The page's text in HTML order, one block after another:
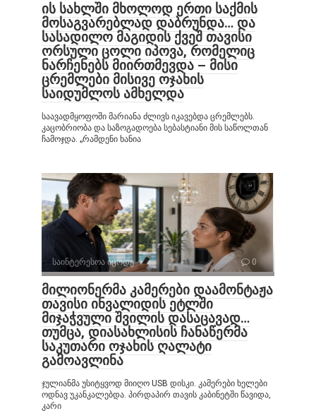
ის სახლში მხოლოდ ერთი საქმის
მოსაგვარებლად დაბრუნდა… და
სასადილო მაგიდის ქვეშ თავისი
ორსული ცოლი იპოვა, რომელიც
ნარჩენებს მიირთმევდა – მისი
ცრემლები მისივე ოჯახის
საიდუმლოს ამხელდა
საავადმყოფოში მარიანა ძლივს იკავებდა ცრემლებს.
კაცობრიობა და საზოგადოება სებასტიანი მის საწოლთან
ჩამოჯდა. „რამდენი ხანია
საინტერესოა იცოდე 0
მილიონერმა კამერები დაამონტაჟა
თავისი ინვალიდის ეტლში
მიჯაჭვული შვილის დასაცავად…
თუმცა, დიასახლისის ჩანაწერმა
საკუთარი ოჯახის ღალატი
გამოავლინა
ჯულიანმა უსიტყვოდ მიიღო USB დისკი. კამერები ხელები
ოდნავ უკანკალებდა. პირდაპირ თავის კაბინეტში წავიდა,
კარი